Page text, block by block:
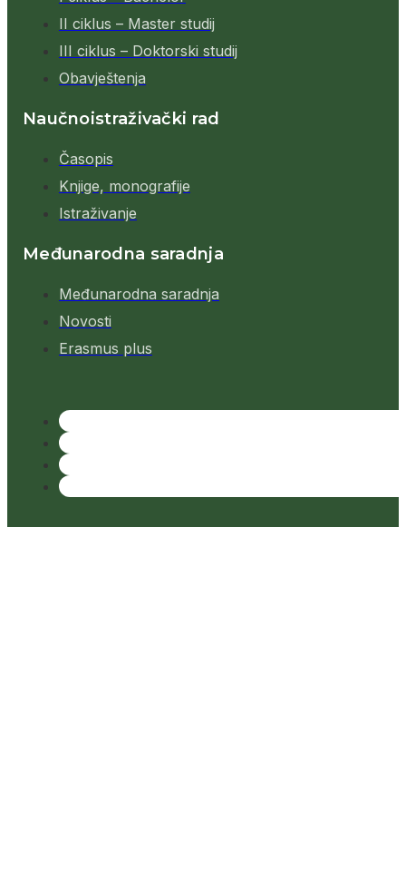
II ciklus – Master studij
III ciklus – Doktorski studij
Obavještenja
Naučnoistraživački rad
Časopis
Knjige, monografije
Istraživanje
Međunarodna saradnja
Međunarodna saradnja
Novosti
Erasmus plus